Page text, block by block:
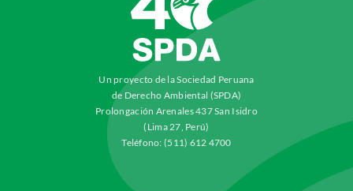
Un proyecto de la Sociedad Peruana
de Derecho Ambiental (SPDA)
Prolongación Arenales 437 San Isidro
(Lima 27, Perú)
Teléfono: (511) 612 4700